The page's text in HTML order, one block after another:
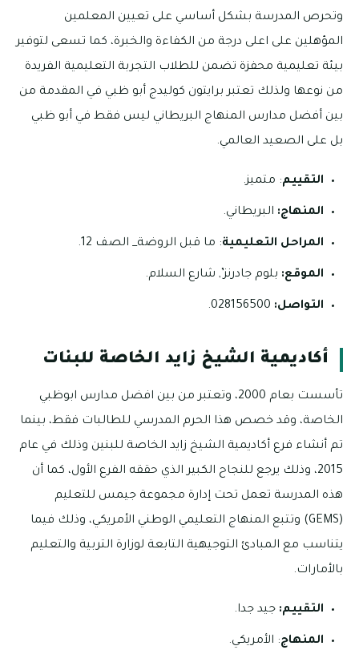
وتحرص المدرسة بشكل أساسي على تعيين المعلمين
المؤهلين على اعلى درجة من الكفاءة والخبرة، كما تسعى لتوفير
بيئة تعليمية محفزة تضمن للطلاب التجربة التعليمية الفريدة
من نوعها ولذلك تعتبر برايتون كوليدج أبو ظبي في المقدمة من
بين أفضل مدارس المنهاج البريطاني ليس فقط في أبو ظبي
بل على الصعيد العالمي.
التقييم: متميز.
المنهاج: البريطاني.
المراحل التعليمية: ما قبل الروضة_ الصف 12.
الموقع: بلوم جادرنز’, شارع السلام.
التواصل:
أكاديمية الشيخ زايد الخاصة للبنات
تأسست بعام 2000، وتعتبر من بين افضل مدارس ابوظبي
الخاصة، وقد خصص هذا الحرم المدرسي للطالبات فقط، بينما
تم أنشاء فرع أكاديمية الشيخ زايد الخاصة للبنين وذلك في عام
2015، وذلك يرجع للنجاح الكبير الذي حققه الفرع الأول، كما أن
هذه المدرسة تعمل تحت إدارة مجموعة جيمس للتعليم
(GEMS) وتتبع المنهاج التعليمي الوطني الأمريكي، وذلك فيما
يتناسب مع المبادئ التوجيهية التابعة لوزارة التربية والتعليم
بالأمارات.
التقييم: جيد جدا.
المنهاج: الأمريكي.